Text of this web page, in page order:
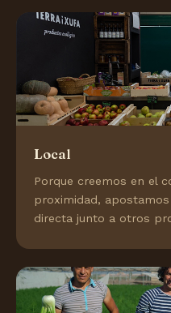
Local
Porque creemos en el
proximidad,
directa junto a otros